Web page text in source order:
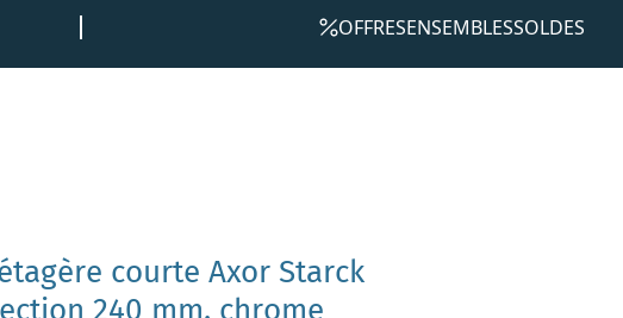
OFFRESENSEMBLESSOLDES
courte Axor Starck